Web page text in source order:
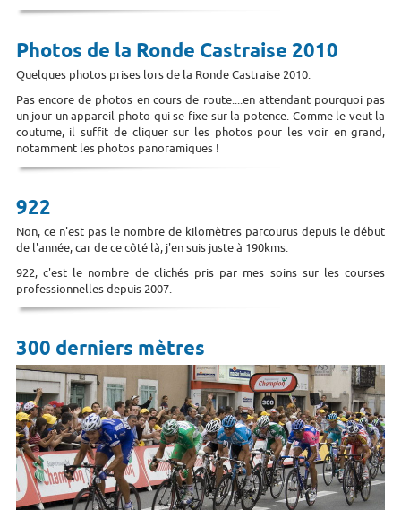
Photos de la Ronde Castraise 2010
Quelques photos prises lors de la Ronde Castraise 2010.
Pas encore de photos en cours de route....en attendant pourquoi pas
un jour un appareil photo qui se fixe sur la potence. Comme le veut la
coutume, il suffit de cliquer sur les photos pour les voir en grand,
notamment les photos panoramiques !
922
Non, ce n'est pas le nombre de kilomètres parcourus depuis le début
de l'année, car de ce côté là, j'en suis juste à 190kms.
922, c'est le nombre de clichés pris par mes soins sur les courses
professionnelles depuis 2007.
300 derniers mètres